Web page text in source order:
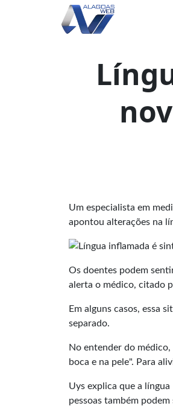
Um especialista em
apontou alterações na
Os doentes podem
alerta o médico, citado
Em alguns casos, essa
separado.
No entender do
boca e na pele". Para
Uys explica que a língua
pessoas também